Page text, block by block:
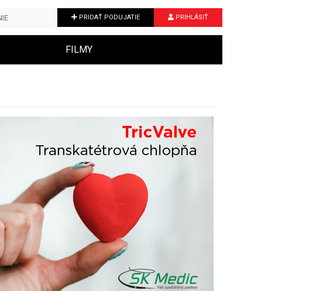
PRIDAŤ PODUJATIE PRIHLÁSIŤ
FILMY